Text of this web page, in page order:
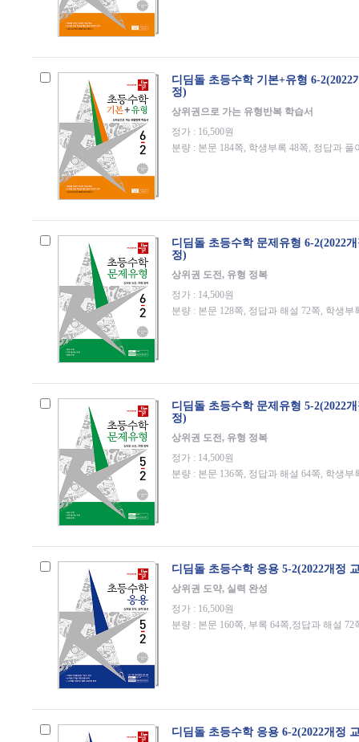
디딤돌 초등수학 기본+유형 6-2(2022
정)
상위권으로 가는 유형반복 학습서
정가 : 16,500원
분량 : 본문 184쪽, 학생부록 48쪽, 정답과 풀
디딤돌 초등수학 문제유형 6-2(2022
정)
상위권 도전, 유형 정복
정가 : 14,500원
분량 : 본문 128쪽, 정답과 해설 72쪽, 학생부
디딤돌 초등수학 문제유형 5-2(2022
정)
상위권 도전, 유형 정복
정가 : 14,500원
분량 : 본문 136쪽, 정답과 해설 64쪽, 학생부
디딤돌 초등수학 응용 5-2(2022개정
상위권 도약, 실력 완성
정가 : 16,500원
분량 : 본문 160쪽, 부록 64쪽,정답과 해설 72
디딤돌 초등수학 응용 6-2(2022개정